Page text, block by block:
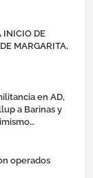
INICIO DE
en AD,
a Barinas y
operados